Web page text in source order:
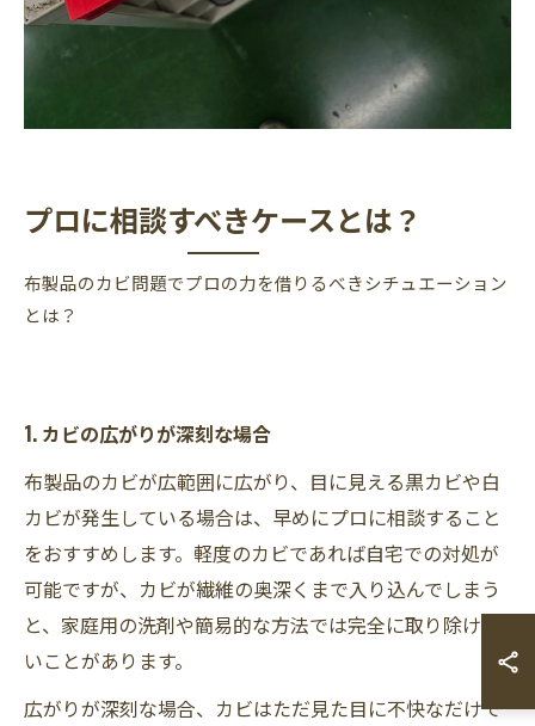
プロに相談すべきケースとは？
布製品のカビ問題でプロの力を借りるべきシチュエーション
とは？
1. カビの広がりが深刻な場合
布製品のカビが広範囲に広がり、目に見える黒カビや白
カビが発生している場合は、早めにプロに相談すること
をおすすめします。軽度のカビであれば自宅での対処が
可能ですが、カビが繊維の奥深くまで入り込んでしまう
と、家庭用の洗剤や簡易的な方法では完全に取り除けな
いことがあります。
広がりが深刻な場合、カビはただ見た目に不快なだけで